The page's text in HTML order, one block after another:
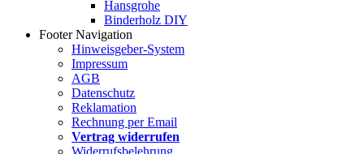
Hansgrohe
Binderholz DIY
Footer Navigation
Hinweisgeber-System
Impressum
AGB
Datenschutz
Reklamation
Rechnung per Email
Vertrag widerrufen
Widerrufsbelehrung